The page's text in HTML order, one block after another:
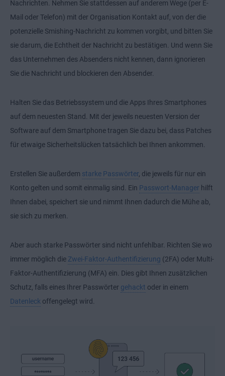
Nachrichten. Nehmen Sie stattdessen auf anderem Wege (per E-
Mail oder Telefon) mit der Organisation Kontakt auf, von der die
potenzielle Smishing-Nachricht zu kommen vorgibt, und bitten Sie
sie darum, die Echtheit der Nachricht zu bestätigen. Und wenn Sie
das Unternehmen des Absenders nicht kennen, dann ignorieren
Sie die Nachricht und blockieren den Absender.
Halten Sie das Betriebssystem und die Apps Ihres Smartphones
auf dem neuesten Stand. Mit der jeweils neuesten Version der
Software auf dem Smartphone tragen Sie dazu bei, dass Patches
für etwaige Sicherheitslücken tatsächlich bei Ihnen ankommen.
Erstellen Sie außerdem starke Passwörter , die jeweils für nur ein
Konto gelten und somit einmalig sind. Ein Passwort-Manager hilft
Ihnen dabei, speichert sie und nimmt Ihnen dadurch die Mühe ab,
sie sich zu merken.
Aber auch starke Passwörter sind nicht unfehlbar. Richten Sie wo
immer möglich die Zwei-Faktor-Authentifizierung (2FA) oder Multi-
Faktor-Authentifizierung (MFA) ein. Dies gibt Ihnen zusätzlichen
Schutz, falls eines Ihrer Passwörter gehackt oder in einem
Datenleck offengelegt wird.